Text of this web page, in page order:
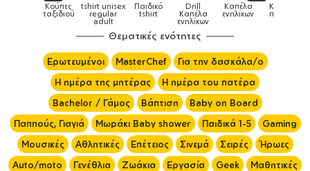
tshirt unisex
regular
adult
Παιδικό
tshirt
Drill
Καπέλα
Καπέλα
ενηλίκων
Καπέλα
παιδικά Κούπες
Θεματικές ενότητες
Ερωτευμένοι MasterChef
Για την δασκάλα/ο
Η ημέρα της μητέρας
Η ημέρα του πατέρα
Bachelor / Γάμος
Βάπτιση
Baby on Board
Παππούς, Γιαγιά
Μωράκι Baby shower Παιδικά 1-5
Gaming
Μουσικές
Αθλητικές Επέτειος Σινεμά Σειρές
Ήρωες
Auto/moto
Γενέθλια Ζωάκια Εργασία Geek
Μαθητικές